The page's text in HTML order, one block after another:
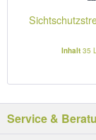
Inhalt 35
Service &